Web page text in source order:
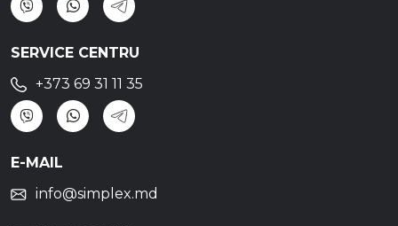
SERVICE CENTRU
+373 69 31 11 35
E-MAIL
info@simplex.md